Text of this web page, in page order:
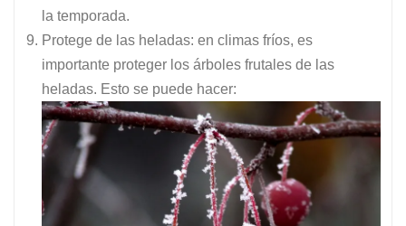
la temporada.
Protege de las heladas: en climas fríos, es
importante proteger los árboles frutales de las
heladas. Esto se puede hacer: